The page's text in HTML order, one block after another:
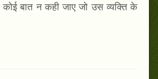
बात न कही जाए जो उस व्यक्ति के